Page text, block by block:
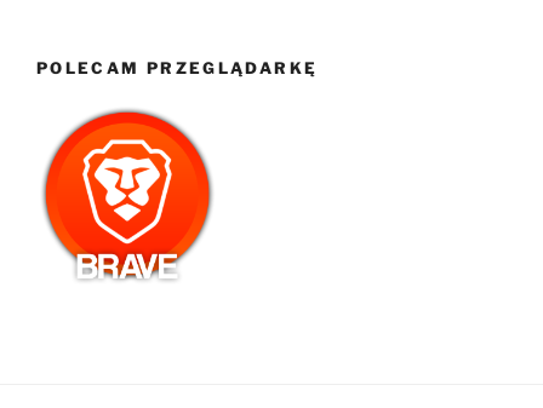
POLECAM PRZEGLĄDARKĘ